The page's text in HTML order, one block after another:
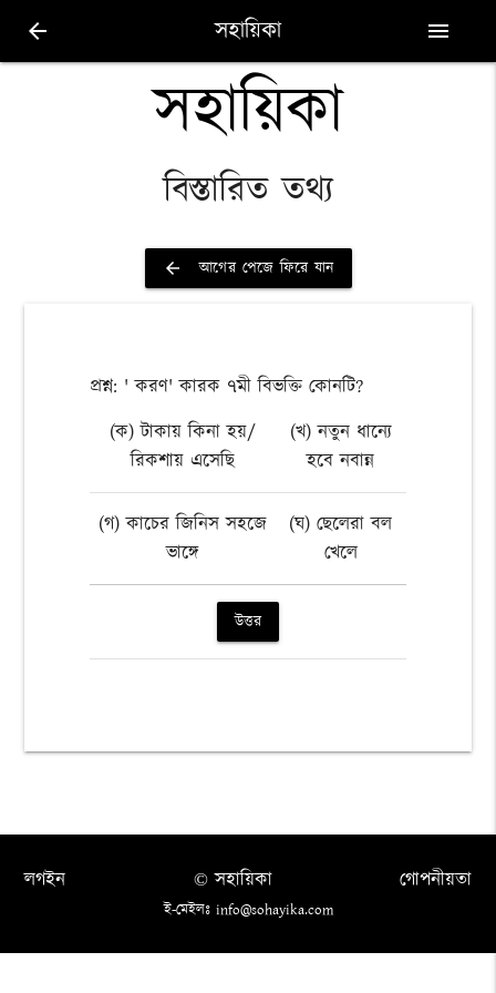
arrow_back সহায়িকা menu
সহায়িকা
বিস্তারিত তথ্য
arrow_back আগের পেজে ফিরে যান
প্রশ্ন: ' করণ' কারক ৭মী বিভক্তি কোনটি?
(ক) টাকায় কিনা হয়/
রিকশায় এসেছি
(খ) নতুন ধান্যে
হবে নবান্ন
(গ) কাচের জিনিস সহজে
ভাঙ্গে
(ঘ) ছেলেরা বল
খেলে
উত্তর
লগইন গোপনীয়তা
© সহায়িকা
ই-মেইলঃ info@sohayika.com